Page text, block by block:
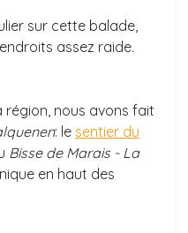
sur cette balade,
assez raide.
nous avons fait
: le sentier du
Bisse de Marais - La
en haut des